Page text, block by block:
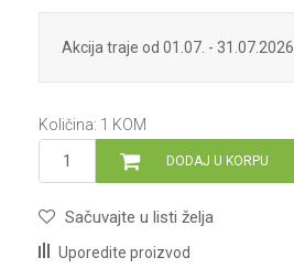
Akcija traje od 01.07. - 31.07.2026.
Količina: 1 KOM
DODAJ U KORPU
Sačuvajte u listi želja
Uporedite proizvod